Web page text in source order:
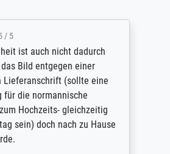
/ 5
ist auch nicht dadurch
Bild entgegen einer
Lieferanschrift (sollte eine
für die normannische
Hochzeits- gleichzeitig
sein) doch nach zu Hause